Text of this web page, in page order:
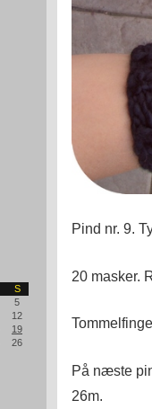
S
5
12
19
26
Pind nr. 9.
20 masker.
På næste
26m.